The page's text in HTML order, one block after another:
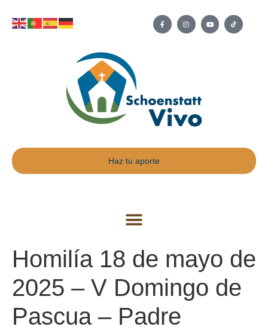
Haz tu aporte
Homilía 18 de mayo de
2025 – V Domingo de
Pascua – Padre